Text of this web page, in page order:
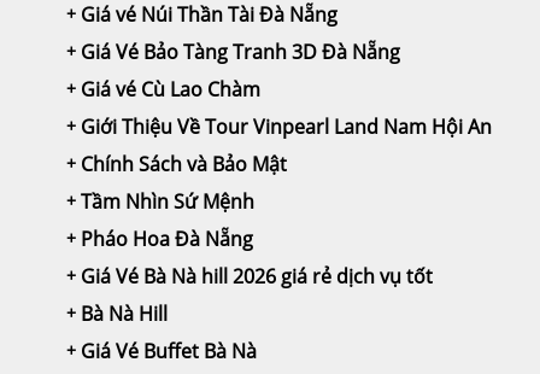
Giá vé Núi Thần Tài Đà Nẵng
Giá Vé Bảo Tàng Tranh 3D Đà Nẵng
Giá vé Cù Lao Chàm
Giới Thiệu Về Tour Vinpearl Land Nam Hội An
Chính Sách và Bảo Mật
Tầm Nhìn Sứ Mệnh
Pháo Hoa Đà Nẵng
Giá Vé Bà Nà hill 2026 giá rẻ dịch vụ tốt
Bà Nà Hill
Giá Vé Buffet Bà Nà